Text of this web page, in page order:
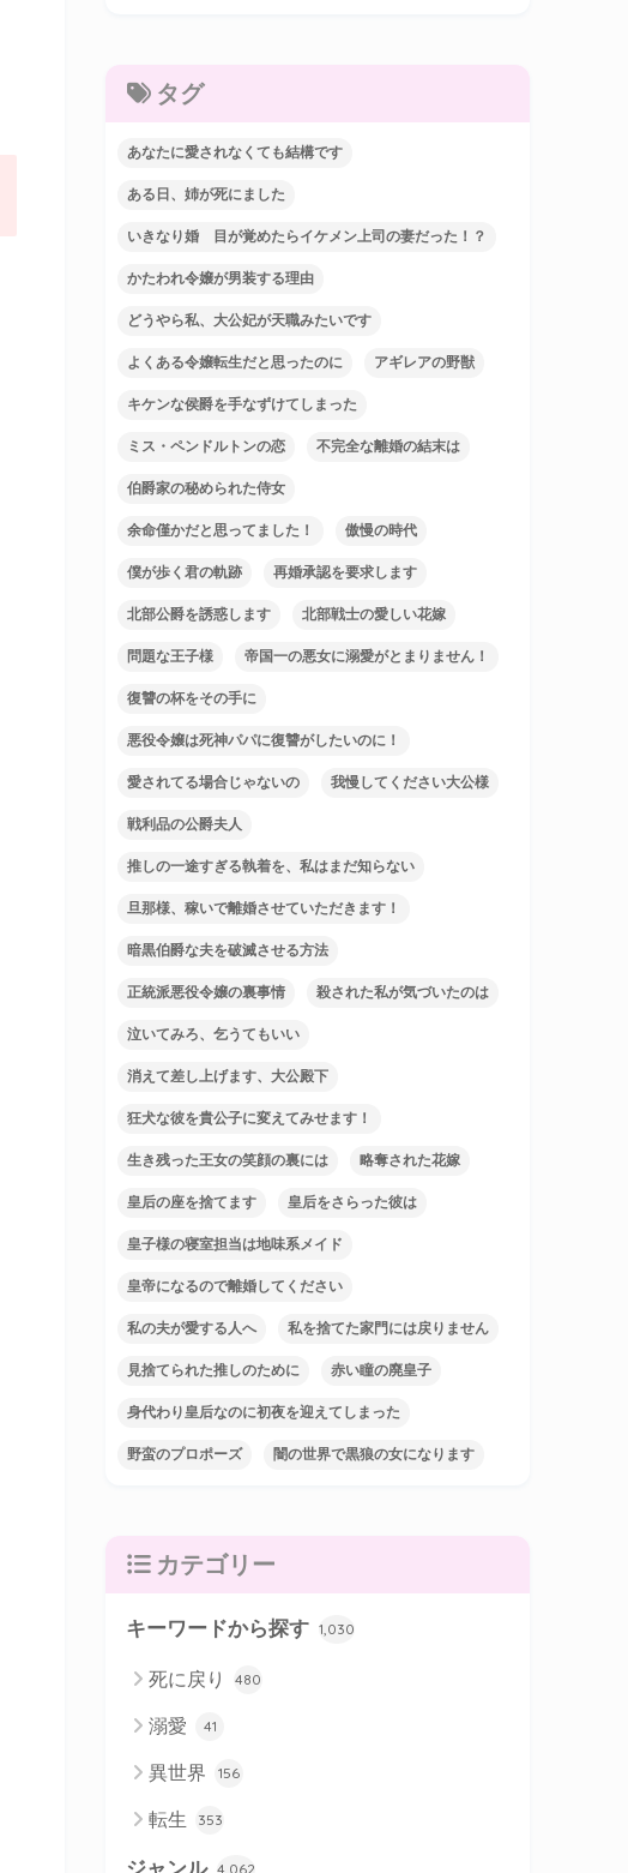
タグ
あなたに愛されなくても結構です
ある日、姉が死にました
いきなり婚 目が覚めたらイケメン上司の妻だった！？
かたわれ令嬢が男装する理由
どうやら私、大公妃が天職みたいです
よくある令嬢転生だと思ったのに アギレアの野獣
キケンな侯爵を手なずけてしまった
ミス・ペンドルトンの恋 不完全な離婚の結末は
伯爵家の秘められた侍女
余命僅かだと思ってました！ 傲慢の時代
僕が歩く君の軌跡 再婚承認を要求します
北部公爵を誘惑します 北部戦士の愛しい花嫁
問題な王子様 帝国一の悪女に溺愛がとまりません！
復讐の杯をその手に
悪役令嬢は死神パパに復讐がしたいのに！
愛されてる場合じゃないの 我慢してください大公様
戦利品の公爵夫人
推しの一途すぎる執着を、私はまだ知らない
旦那様、稼いで離婚させていただきます！
暗黒伯爵な夫を破滅させる方法
正統派悪役令嬢の裏事情 殺された私が気づいたのは
泣いてみろ、乞うてもいい
消えて差し上げます、大公殿下
狂犬な彼を貴公子に変えてみせます！
生き残った王女の笑顔の裏には 略奪された花嫁
皇后の座を捨てます 皇后をさらった彼は
皇子様の寝室担当は地味系メイド
皇帝になるので離婚してください
私の夫が愛する人へ 私を捨てた家門には戻りません
見捨てられた推しのために 赤い瞳の廃皇子
身代わり皇后なのに初夜を迎えてしまった
野蛮のプロポーズ 闇の世界で黒狼の女になります
カテゴリー
キーワードから探す 1,030
死に戻り 480
溺愛 41
異世界 156
転生 353
ジャンル 4,062